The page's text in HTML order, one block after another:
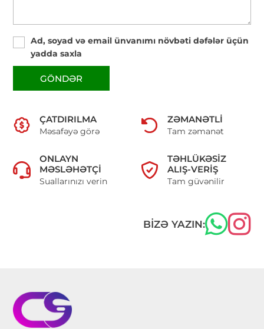
Ad, soyad və email ünvanımı növbəti dəfələr üçün
yadda saxla
GÖNDƏR
ÇATDIRILMA
Məsafəyə görə
ZƏMANƏTLI
Tam zəmanət
ONLAYN
MƏSLƏHƏTÇI
Suallarınızı verin
TƏHLÜKƏSIZ
ALIŞ-VERIŞ
Tam güvənilir
BIZƏ YAZIN: